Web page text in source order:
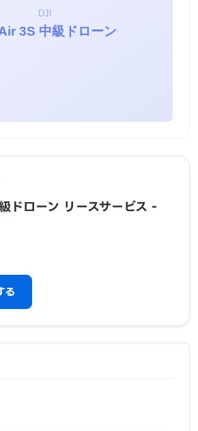
ドローン リースサービス -
る